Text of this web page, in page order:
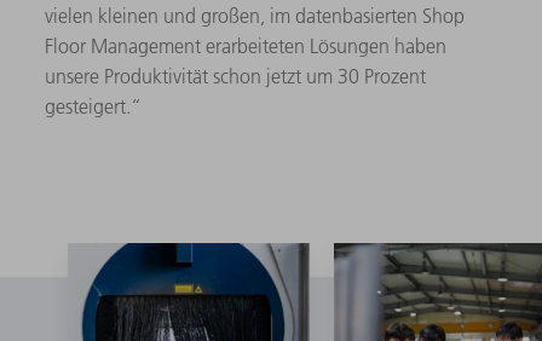
vielen kleinen und großen, im datenbasierten Shop
Floor Management erarbeiteten Lösungen haben
unsere Produktivität schon jetzt um 30 Prozent
gesteigert.“